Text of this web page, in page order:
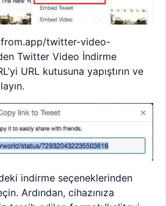
twitter-video-
Twitter Video İndirme
URL kutusuna yapıştırın ve
indirme seçeneklerinden
Ardından, cihazınıza